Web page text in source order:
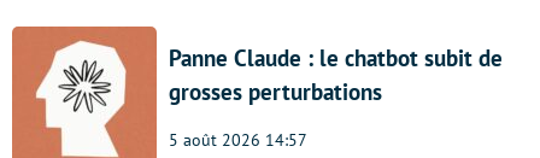
Panne Claude : le chatbot subit de
grosses perturbations
5 août 2026 14:57